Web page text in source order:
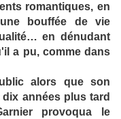
romantiques, en
bouffée de vie
en dénudant
a pu, comme dans
alors que son
années plus tard
provoqua le